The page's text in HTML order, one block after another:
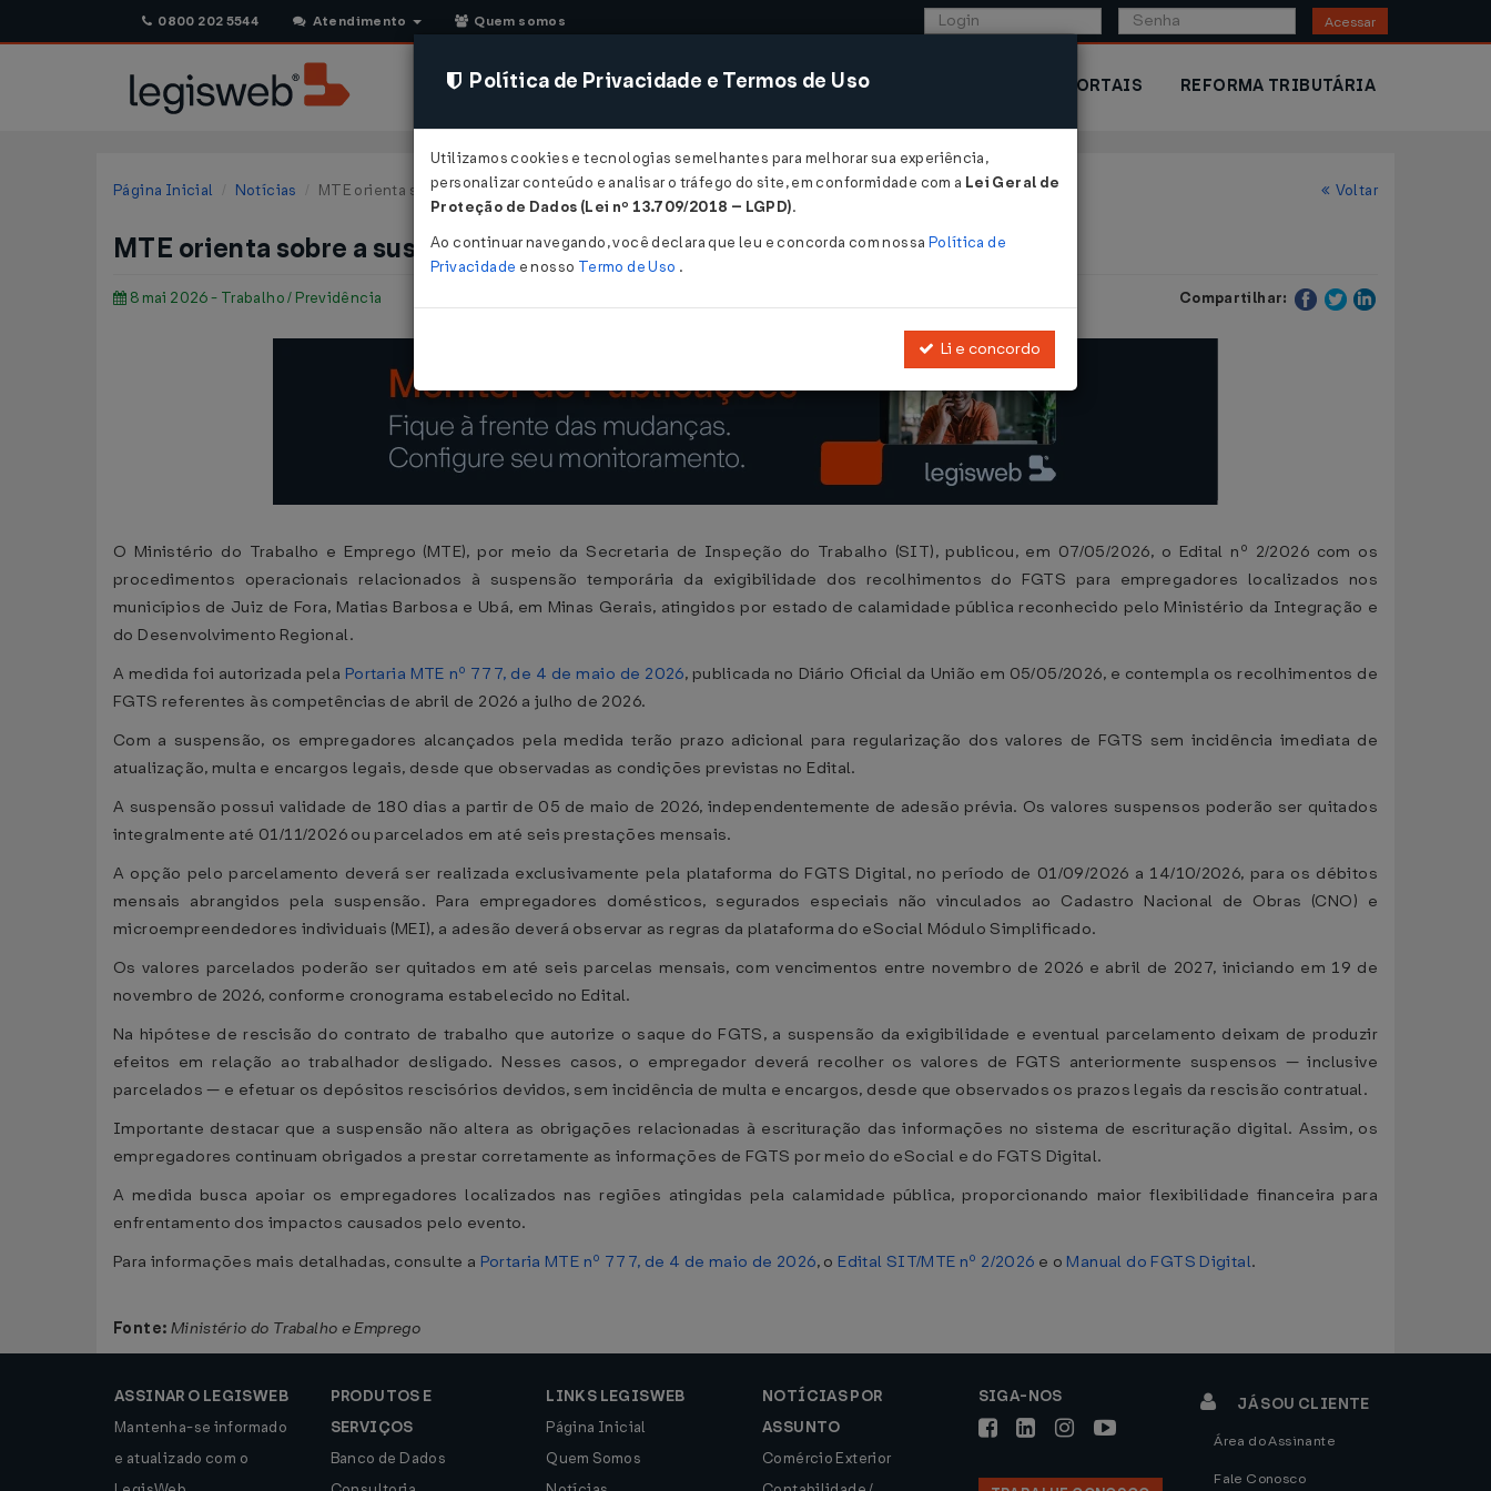
0800 202 5544 Atendimento Quem somos Acessar
CONSULTORIA SISTEMAS COMÉRCIO EXTERIOR PORTAIS REFORMA TRIBUTÁRIA
Página Inicial Notícias MTE orienta sobre a suspensão da exigibilidade do FGTS... Voltar
MTE orienta sobre a suspensão da exigibilidade do FGTS
8 mai 2026 - Trabalho / Previdência Compartilhar:
O Ministério do Trabalho e Emprego (MTE), por meio da Secretaria de Inspeção do Trabalho (SIT), publicou, em 07/05/2026, o Edital nº 2/2026 com os
procedimentos operacionais relacionados à suspensão temporária da exigibilidade dos recolhimentos do FGTS para empregadores localizados nos
municípios de Juiz de Fora, Matias Barbosa e Ubá, em Minas Gerais, atingidos por estado de calamidade pública reconhecido pelo Ministério da Integração e
do Desenvolvimento Regional.
A medida foi autorizada pela Portaria MTE nº 777, de 4 de maio de 2026, publicada no Diário Oficial da União em 05/05/2026, e contempla os recolhimentos de
FGTS referentes às competências de abril de 2026 a julho de 2026.
Com a suspensão, os empregadores alcançados pela medida terão prazo adicional para regularização dos valores de FGTS sem incidência imediata de
atualização, multa e encargos legais, desde que observadas as condições previstas no Edital.
A suspensão possui validade de 180 dias a partir de 05 de maio de 2026, independentemente de adesão prévia. Os valores suspensos poderão ser quitados
integralmente até 01/11/2026 ou parcelados em até seis prestações mensais.
A opção pelo parcelamento deverá ser realizada exclusivamente pela plataforma do FGTS Digital, no período de 01/09/2026 a 14/10/2026, para os débitos
mensais abrangidos pela suspensão. Para empregadores domésticos, segurados especiais não vinculados ao Cadastro Nacional de Obras (CNO) e
microempreendedores individuais (MEI), a adesão deverá observar as regras da plataforma do eSocial Módulo Simplificado.
Os valores parcelados poderão ser quitados em até seis parcelas mensais, com vencimentos entre novembro de 2026 e abril de 2027, iniciando em 19 de
novembro de 2026, conforme cronograma estabelecido no Edital.
Na hipótese de rescisão do contrato de trabalho que autorize o saque do FGTS, a suspensão da exigibilidade e eventual parcelamento deixam de produzir
efeitos em relação ao trabalhador desligado. Nesses casos, o empregador deverá recolher os valores de FGTS anteriormente suspensos — inclusive
parcelados — e efetuar os depósitos rescisórios devidos, sem incidência de multa e encargos, desde que observados os prazos legais da rescisão contratual.
Importante destacar que a suspensão não altera as obrigações relacionadas à escrituração das informações no sistema de escrituração digital. Assim, os
empregadores continuam obrigados a prestar corretamente as informações de FGTS por meio do eSocial e do FGTS Digital.
A medida busca apoiar os empregadores localizados nas regiões atingidas pela calamidade pública, proporcionando maior flexibilidade financeira para
enfrentamento dos impactos causados pelo evento.
Para informações mais detalhadas, consulte a Portaria MTE nº 777, de 4 de maio de 2026, o Edital SIT/MTE nº 2/2026 e o Manual do FGTS Digital.
Fonte: Ministério do Trabalho e Emprego
ASSINAR O LEGISWEB
Mantenha-se informado
e atualizado com o
PRODUTOS E
SERVIÇOS
Banco de Dados
LINKS LEGISWEB
Página Inicial
Quem Somos
NOTÍCIAS POR
ASSUNTO
Comércio Exterior
SIGA-NOS JÁ SOU CLIENTE
Área do Assinante
Fale Conosco
Política de Privacidade e Termos de Uso
Utilizamos cookies e tecnologias semelhantes para melhorar sua experiência,
personalizar conteúdo e analisar o tráfego do site, em conformidade com a Lei Geral de
Proteção de Dados (Lei nº 13.709/2018 – LGPD).
Ao continuar navegando, você declara que leu e concorda com nossa Política de
Privacidade e nosso Termo de Uso .
Li e concordo